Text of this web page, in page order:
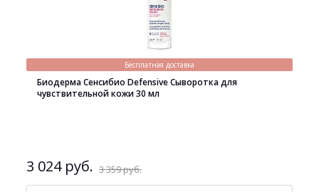
Бесплатная доставка
Биодерма Сенсибио Defensive Сыворотка для
чувствительной кожи 30 мл
3 024 руб. 3 359 руб.